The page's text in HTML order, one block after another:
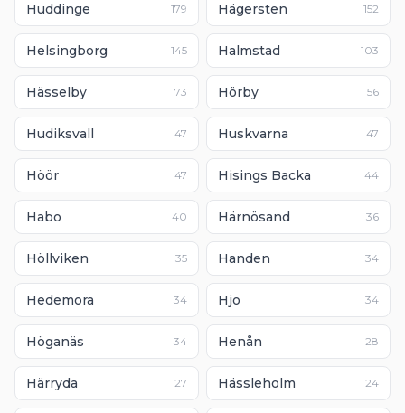
Huddinge 179 Hägersten 152
Helsingborg 145 Halmstad 103
Hässelby 73 Hörby 56
Hudiksvall 47 Huskvarna 47
Höör 47 Hisings Backa 44
Habo 40 Härnösand 36
Höllviken 35 Handen 34
Hedemora 34 Hjo 34
Höganäs 34 Henån 28
Härryda 27 Hässleholm 24